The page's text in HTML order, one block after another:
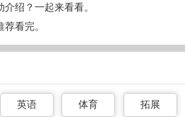
绍？一起来看看。
看完。
英语 体育 拓展